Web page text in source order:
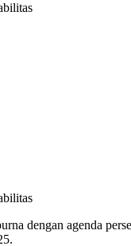
dengan agenda